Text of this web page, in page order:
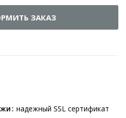
ЗАКАЗ
надежный SSL сертификат